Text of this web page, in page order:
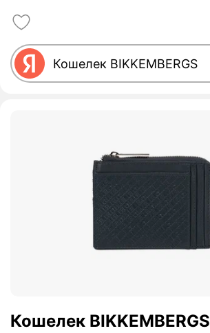
Кошелек BIKKEMBERGS